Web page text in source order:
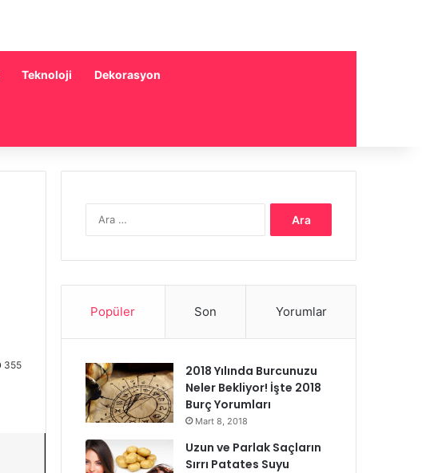
Teknoloji Dekorasyon
355
Popüler Son Yorumlar
2018 Yılında Burcunuzu
Neler Bekliyor! İşte 2018
Burç Yorumları
Mart 8, 2018
Uzun ve Parlak Saçların
Sırrı Patates Suyu